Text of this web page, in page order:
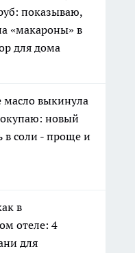
показываю,
«макароны» в
для дома
масло выкинула
новый
в соли - проще и
в
отеле: 4
для